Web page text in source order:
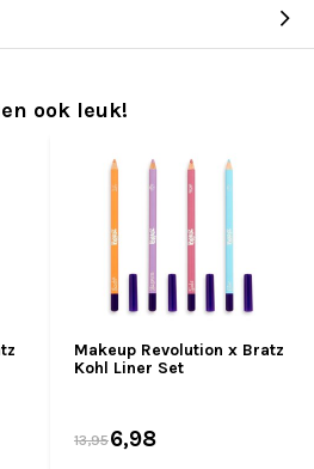
ook leuk!
Makeup Revolution x Bratz
Kohl Liner Set
13,956,98